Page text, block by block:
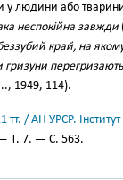
у людини або
неспокійна завжди
край, на
гризуни
1949, 114).
тт. / АН УРСР.
Т. 7. — С. 563.